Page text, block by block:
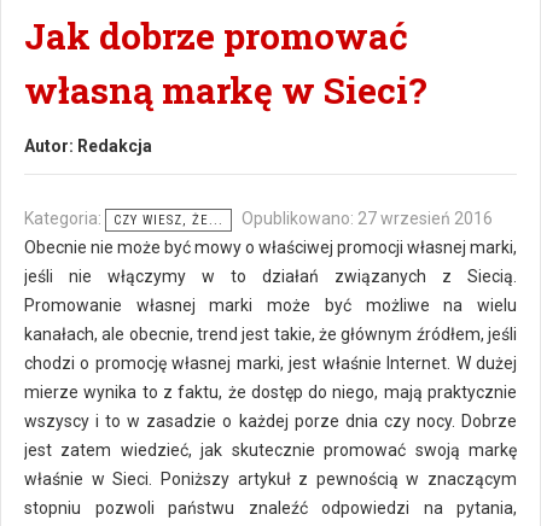
Jak dobrze promować
własną markę w Sieci?
Autor: Redakcja
Kategoria: CZY WIESZ, ŻE...
Opublikowano: 27 wrzesień 2016
Obecnie nie może być mowy o właściwej promocji własnej marki,
jeśli nie włączymy w to działań związanych z Siecią.
Promowanie własnej marki może być możliwe na wielu
kanałach, ale obecnie, trend jest takie, że głównym źródłem, jeśli
chodzi o promocję własnej marki, jest właśnie Internet. W dużej
mierze wynika to z faktu, że dostęp do niego, mają praktycznie
wszyscy i to w zasadzie o każdej porze dnia czy nocy. Dobrze
jest zatem wiedzieć, jak skutecznie promować swoją markę
właśnie w Sieci. Poniższy artykuł z pewnością w znaczącym
stopniu pozwoli państwu znaleźć odpowiedzi na pytania,